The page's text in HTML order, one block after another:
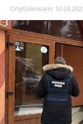
Опубліковано